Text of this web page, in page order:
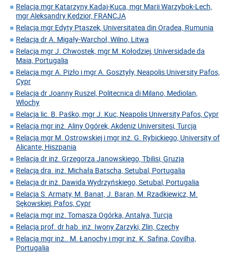
Relacja mgr Katarzyny Kadaj-Kuca, mgr Marii Warzybok-Lech,
mgr Aleksandry Kędzior, FRANCJA
Relacja mgr Edyty Ptaszek, Universitatea din Oradea, Rumunia
Relacja dr A. Migały-Warchoł, Wilno, Litwa
Relacja mgr J. Chwostek, mgr M. Kołodziej, Universidade da
Maia, Portugalia
Relacja mgr A. Pizło i mgr A. Gosztyły, Neapolis University Pafos,
Cypr
Relacja dr Joanny Ruszel, Politecnica di Milano, Mediolan,
Włochy
Relacja lic. B. Paśko, mgr J. Kuc, Neapolis University Pafos, Cypr
Relacja mgr inż. Aliny Ogórek, Akdeniz Universitesi, Turcja
Relacja mgr M. Ostrowskiej i mgr inż. G. Rybickiego, University of
Alicante, Hiszpania
Relacja dr inż. Grzegorza Janowskiego, Tbilisi, Gruzja
Relacja dra. inż. Michała Batscha, Setubal, Portugalia
Relacja dr inż. Dawida Wydrzyńskiego, Setubal, Portugalia
Relacja S. Armaty, M. Banat, J. Baran, M. Rzadkiewicz, M.
Sękowskiej, Pafos, Cypr
Relacja mgr inż. Tomasza Ogórka, Antalya, Turcja
Relacja prof. dr hab. inż. Iwony Zarzyki, Zlin, Czechy
Relacja mgr inż.. M. Łanochy i mgr inż. K. Safina, Covilha,
Portugalia